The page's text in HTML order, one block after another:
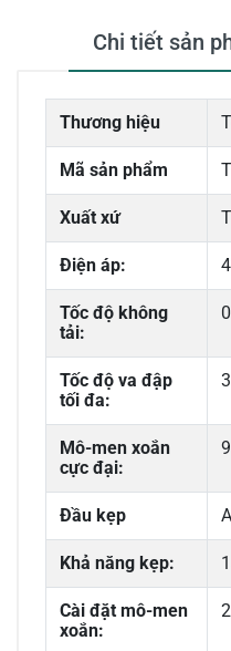
Chi tiết sản
Thương hiệu
Mã sản phẩm
Xuất xứ
Điện áp:
Tốc độ không
tải:
Tốc độ va đập
tối đa:
Mô-men xoắn
cực đại:
Đầu kẹp
Khả năng kẹp:
Cài đặt mô-men
xoắn: